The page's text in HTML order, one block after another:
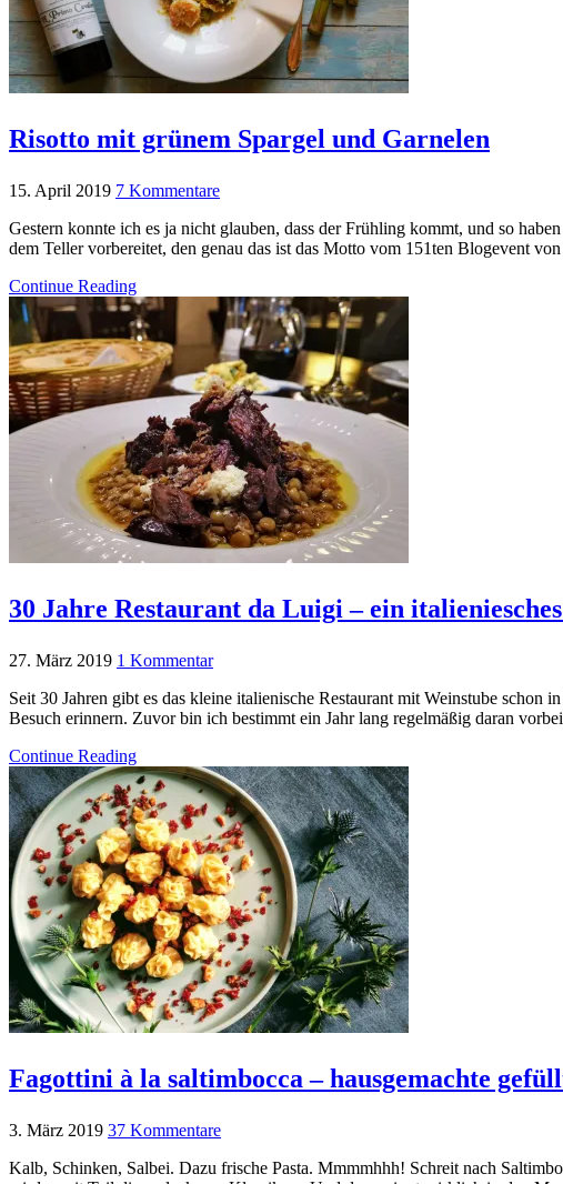
Risotto mit grünem Spargel und Garnelen
15. April 2019 7 Kommentare
Gestern konnte ich es ja nicht glauben, dass der Frühling kommt, und so
dem Teller vorbereitet, den genau das ist das Motto vom 151ten Blogevent
Continue Reading
30 Jahre Restaurant da Luigi – ein
27. März 2019 1 Kommentar
Seit 30 Jahren gibt es das kleine italienische Restaurant mit Weinstube
Besuch erinnern. Zuvor bin ich bestimmt ein Jahr lang regelmäßig daran
Continue Reading
Fagottini à la saltimbocca – hausgemachte
3. März 2019 37 Kommentare
Kalb, Schinken, Salbei. Dazu frische Pasta. Mmmmhhh! Schreit nach